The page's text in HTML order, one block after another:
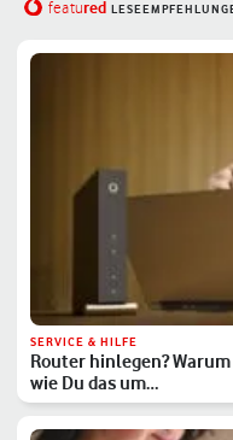
featured
SERVICE & HILFE
Router hinlegen?
wie Du das um…